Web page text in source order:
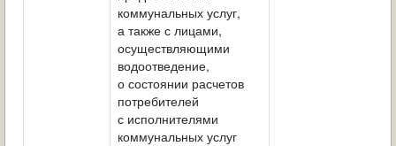
коммунальных услуг,
а также с лицами,
осуществляющими
водоотведение,
о состоянии расчетов
потребителей
с исполнителями
коммунальных услуг